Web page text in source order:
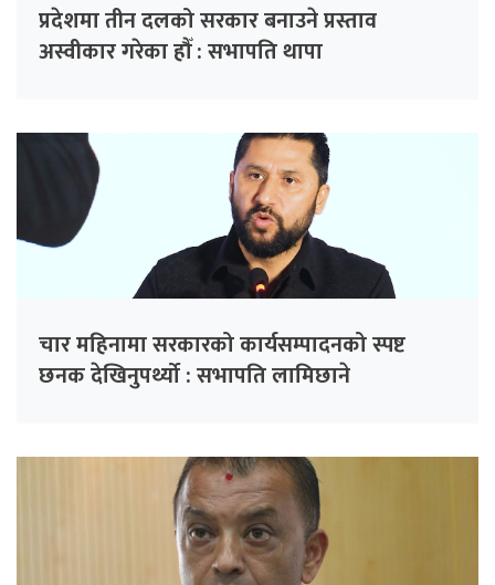
प्रदेशमा तीन दलको सरकार बनाउने प्रस्ताव
अस्वीकार गरेका हौँ : सभापति थापा
चार महिनामा सरकारको कार्यसम्पादनको स्पष्ट
छनक देखिनुपर्थ्यो : सभापति लामिछाने